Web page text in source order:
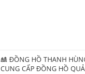
🎎 ĐỒNG HỒ THANH
CUNG CẤP ĐỒNG HỒ